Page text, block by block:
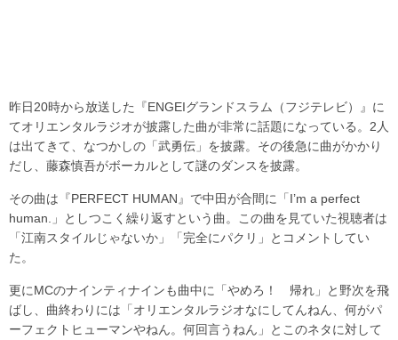
昨日20時から放送した『ENGEIグランドスラム（フジテレビ）』に
てオリエンタルラジオが披露した曲が非常に話題になっている。2人
は出てきて、なつかしの「武勇伝」を披露。その後急に曲がかかり
だし、藤森慎吾がボーカルとして謎のダンスを披露。
その曲は『PERFECT HUMAN』で中田が合間に「I’m a perfect
human.」としつこく繰り返すという曲。この曲を見ていた視聴者は
「江南スタイルじゃないか」「完全にパクリ」とコメントしてい
た。
更にMCのナインティナインも曲中に「やめろ！ 帰れ」と野次を飛
ばし、曲終わりには「オリエンタルラジオなにしてんねん、何がパ
ーフェクトヒューマンやねん。何回言うねん」とこのネタに対して